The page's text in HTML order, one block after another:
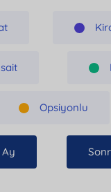
Opsiyonlu